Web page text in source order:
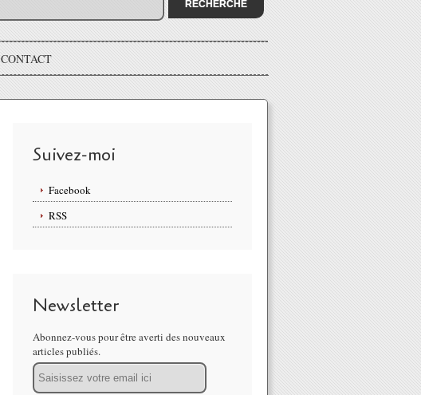
CONTACT
Suivez-moi
Facebook
RSS
Newsletter
Abonnez-vous pour être averti des nouveaux
articles publiés.
Email